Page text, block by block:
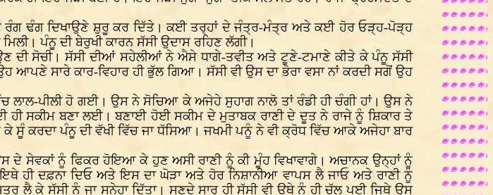
ਰੰਗ ਢੰਗ ਦਿਖਾਉਣੇ ਸ਼ੁਰੂ ਕਰ ਦਿੱਤੇ। ਕਈ ਤਰ੍ਹਾਂ ਦੇ ਜੰਤ੍ਰ-ਮੰਤ੍ਰ ਅਤੇ ਕਈ ਹੋਰ ਓੜ੍ਹ-ਪੋੜ੍ਹ
ਪੰਨੂ ਦੀ ਬੇਰੁਖੀ ਕਾਰਨ ਸੱਸੀ ਉਦਾਸ ਰਹਿਣ ਲੱਗੀ।
ਸੋਚੀ। ਸੱਸੀ ਦੀਆਂ ਸਹੇਲੀਆਂ ਨੇ ਐਸੇ ਧਾਗੇ-ਤਵੀਤ ਅਤੇ ਟੂਣੇ-ਟਮਾਣੇ ਕੀਤੇ ਕੇ ਪੰਨੂ ਸੱਸੀ
ਸਾਰੇ ਕਾਰ-ਵਿਹਾਰ ਹੀ ਭੁੱਲ ਗਿਆ। ਸੱਸੀ ਵੀ ਉਸ ਦਾ ਭੋਰਾ ਵਸਾ ਨਾਂ ਕਰਦੀ ਸਗੋਂ ਉਹ
ਲਾਲ-ਪੀਲੀ ਹੋ ਗਈ। ਉਸ ਨੇ ਸੋਚਿਆ ਕੇ ਅਜੇਹੇ ਸੁਹਾਗ ਨਾਲੋ ਤਾਂ ਰੰਡੀ ਹੀ ਚੰਗੀ ਹਾਂ। ਉਸ ਨੇ
ਸਕੀਮ ਬਣਾ ਲਈ। ਬਣਾਈ ਹੋਈ ਸਕੀਮ ਦੇ ਮੁਤਾਬਕ ਰਾਣੀ ਦੇ ਦੂਤ ਨੇ ਰਾਜੇ ਨੂੰ ਸ਼ਿਕਾਰ ਤੇ
ਸੂੰ ਕਰਦਾ ਪੰਨੂ ਦੀ ਵੱਖੀ ਵਿੱਚ ਜਾ ਧੱਸਿਆ। ਜਖਮੀ ਪਨੂੰ ਨੇ ਵੀ ਕ੍ਰੋਧ ਵਿੱਚ ਆਕੇ ਅਜੇਹਾ ਬਾਰ
ਦੇ ਸੇਵਕਾਂ ਨੂੰ ਫਿਕਰ ਹੋਇਆ ਕੇ ਹੁਣ ਅਸੀ ਰਾਣੀ ਨੂੰ ਕੀ ਮੂੰਹ ਵਿਖਾਵਾਗੇ। ਅਚਾਨਕ ਉਨ੍ਹਾਂ ਨੂੰ
ਹੀ ਦਫ਼ਨਾ ਦਿਓ ਅਤੇ ਇਸ ਦਾ ਘੋੜਾ ਅਤੇ ਹੋਰ ਨਿਸ਼ਾਨੀਆ ਵਾਪਸ ਲੈ ਜਾਓ ਅਤੇ ਰਾਣੀ ਨੂੰ
ਲੈ ਕੇ ਸੱਸੀ ਨੂੰ ਜਾ ਸੁਨੇਹਾ ਦਿੱਤਾ। ਸੁਣਦੇ ਸਾਰ ਹੀ ਸੱਸੀ ਵੀ ਉਥੇ ਨੂੰ ਹੀ ਚੱਲ ਪਈ ਜਿਥੇ ਉਸ